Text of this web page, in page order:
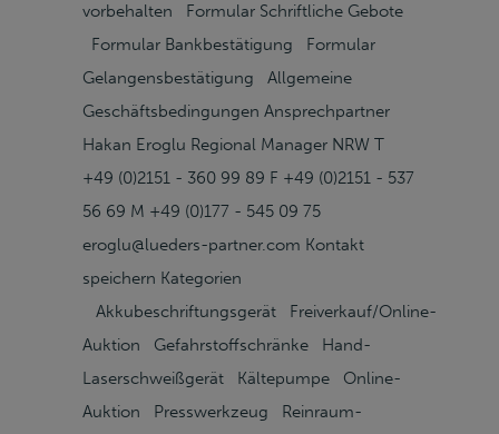
vorbehalten Formular Schriftliche Gebote
Formular Bankbestätigung Formular
Gelangensbestätigung Allgemeine
Geschäftsbedingungen Ansprechpartner
Hakan Eroglu Regional Manager NRW T
+49 (0)2151 - 360 99 89 F +49 (0)2151 - 537
56 69 M +49 (0)177 - 545 09 75
eroglu@lueders-partner.com Kontakt
speichern Kategorien
Akkubeschriftungsgerät Freiverkauf/Online-
Auktion Gefahrstoffschränke Hand-
Laserschweißgerät Kältepumpe Online-
Auktion Presswerkzeug Reinraum-